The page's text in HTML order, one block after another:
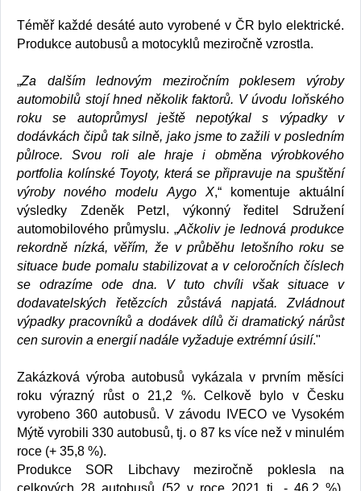
Téměř každé desáté auto vyrobené v ČR bylo elektrické.
Produkce autobusů a motocyklů meziročně vzrostla.
„Za dalším lednovým meziročním poklesem výroby
automobilů stojí hned několik faktorů. V úvodu loňského
roku se autoprůmysl ještě nepotýkal s výpadky v
dodávkách čipů tak silně, jako jsme to zažili v posledním
půlroce. Svou roli ale hraje i obměna výrobkového
portfolia kolínské Toyoty, která se připravuje na spuštění
výroby nového modelu Aygo X,“ komentuje aktuální
výsledky Zdeněk Petzl, výkonný ředitel Sdružení
automobilového průmyslu. „Ačkoliv je lednová produkce
rekordně nízká, věřím, že v průběhu letošního roku se
situace bude pomalu stabilizovat a v celoročních číslech
se odrazíme ode dna. V tuto chvíli však situace v
dodavatelských řetězcích zůstává napjatá. Zvládnout
výpadky pracovníků a dodávek dílů či dramatický nárůst
cen surovin a energií nadále vyžaduje extrémní úsilí."
Zakázková výroba autobusů vykázala v prvním měsíci
roku výrazný růst o 21,2 %. Celkově bylo v Česku
vyrobeno 360 autobusů. V závodu IVECO ve Vysokém
Mýtě vyrobili 330 autobusů, tj. o 87 ks více než v minulém
roce (+ 35,8 %).
Produkce SOR Libchavy meziročně poklesla na